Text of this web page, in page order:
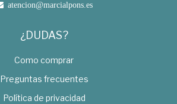
atencion@marcialpons.es
¿DUDAS?
Como comprar
Preguntas frecuentes
Política de privacidad